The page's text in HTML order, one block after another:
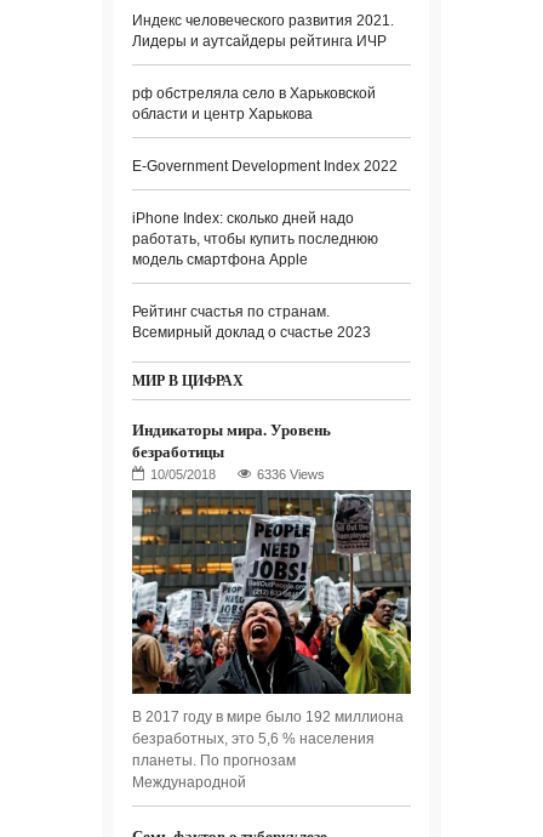
Индекс человеческого развития 2021.
Лидеры и аутсайдеры рейтинга ИЧР
рф обстреляла село в Харьковской
области и центр Харькова
E-Government Development Index 2022
iPhone Index: сколько дней надо
работать, чтобы купить последнюю
модель смартфона Apple
Рейтинг счастья по странам.
Всемирный доклад о счастье 2023
МИР В ЦИФРАХ
Индикаторы мира. Уровень
безработицы
6336 Views
В 2017 году в мире было 192 миллиона
безработных, это 5,6 % населения
планеты. По прогнозам
Международной